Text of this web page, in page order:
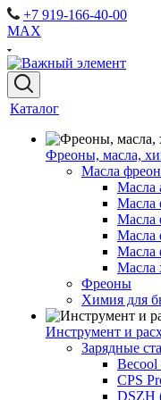
+7 919-166-40-00
MAX
Каталог
Фреоны, масла,
Масла
Масла
Масла
Масла
Масла
Масла
Масла
Фреоны
Химия для
Инструмент и
Зарядные
Becool
CPS
DSZH